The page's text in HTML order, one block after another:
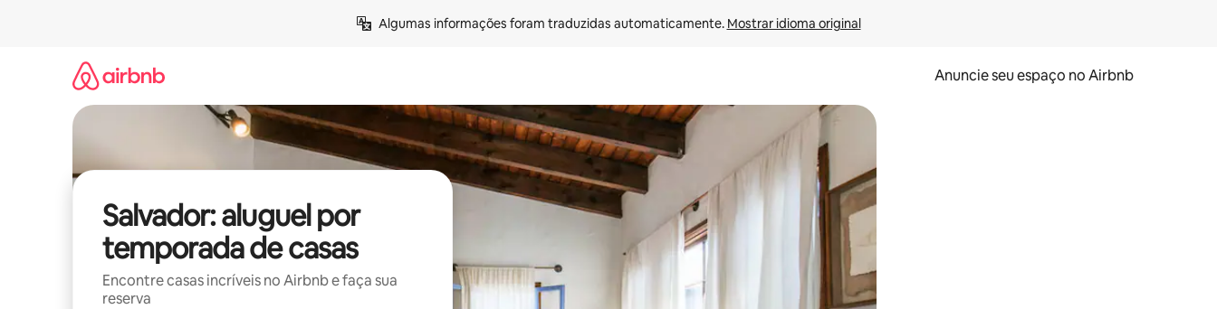
Algumas informações foram traduzidas automaticamente. Mostrar idioma original
Anuncie seu espaço no Airbnb
Salvador: aluguel por
temporada de casas
Encontre casas incríveis no Airbnb e faça sua
reserva